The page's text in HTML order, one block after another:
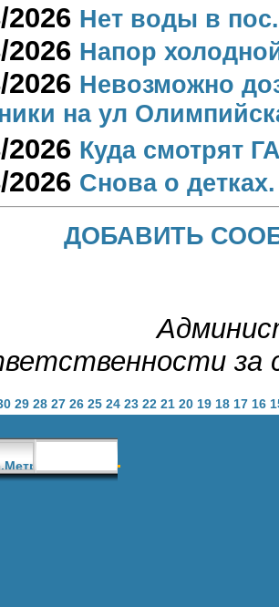
2026 Нет воды в
2026 Напор
2026 Невозможно
на ул
2026 Куда смотрят
2026 Снова о детках.
ДОБАВИТЬ
за
29 28 27 26 25 24 23 22 21 20 19 18 17 16